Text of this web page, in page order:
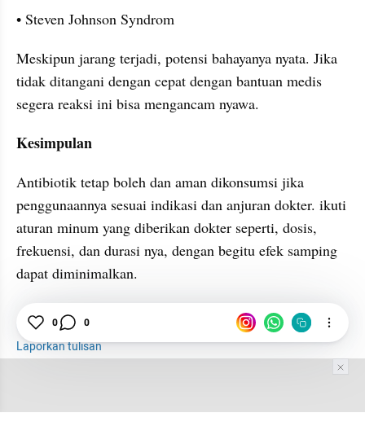
• Steven Johnson Syndrom
Meskipun jarang terjadi, potensi bahayanya nyata. Jika
tidak ditangani dengan cepat dengan bantuan medis
segera reaksi ini bisa mengancam nyawa.
Kesimpulan
Antibiotik tetap boleh dan aman dikonsumsi jika
penggunaannya sesuai indikasi dan anjuran dokter. ikuti
aturan minum yang diberikan dokter seperti, dosis,
frekuensi, dan durasi nya, dengan begitu efek samping
dapat diminimalkan.
Pelayanan Kesehatan
Edukasi
Laporkan tulisan
0 0